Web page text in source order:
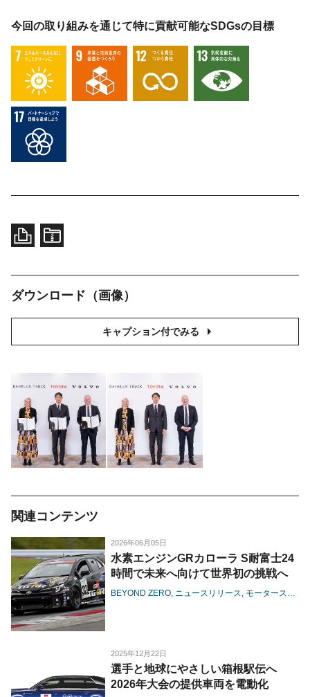
今回の取り組みを通じて特に貢献可能なSDGsの目標
ダウンロード（画像）
キャプション付でみる
関連コンテンツ
2026年06月05日
水素エンジンGRカローラ S耐富士24
時間で未来へ向けて世界初の挑戦へ
BEYOND ZERO ニュースリリース モータースポーツ
2025年12月22日
選手と地球にやさしい箱根駅伝へ
2026年大会の提供車両を電動化